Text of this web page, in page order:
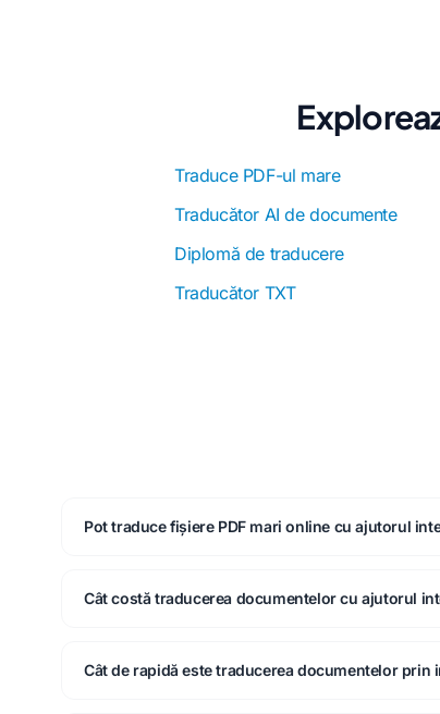
Traduce PDF-ul mare
Traducător AI de documente
Diplomă de traducere
Traducător TXT
Pot traduce fișiere PDF mari online cu ajutorul
Cât costă traducerea documentelor cu ajutorul
Cât de rapidă este traducerea documentelor prin